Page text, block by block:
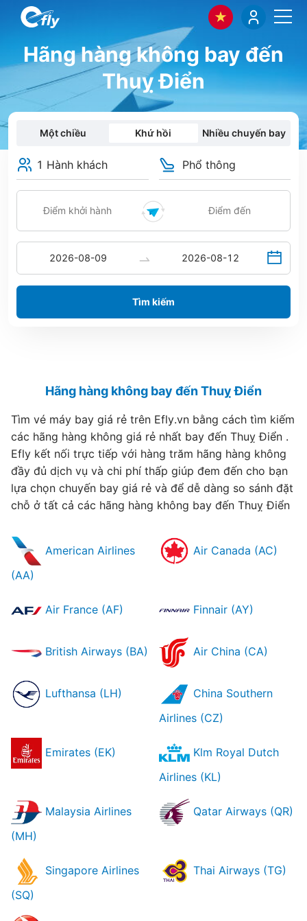
Hãng hàng không bay đến
Thuỵ Điển
Một chiều Khứ hồi Nhiều chuyến bay
1 Hành khách Phổ thông
Tìm kiếm
Hãng hàng không bay đến Thuỵ Điển
Tìm vé máy bay giá rẻ trên Efly.vn bằng cách tìm kiếm
các hãng hàng không giá rẻ nhất bay đến Thuỵ Điển .
Efly kết nối trực tiếp với hàng trăm hãng hàng không
đầy đủ dịch vụ và chi phí thấp giúp đem đến cho bạn
lựa chọn chuyến bay giá rẻ và để dễ dàng so sánh đặt
chỗ ở tất cả các hãng hàng không bay đến Thuỵ Điển
American Airlines
(AA)
Air Canada (AC)
Air France (AF) Finnair (AY)
British Airways (BA) Air China (CA)
Lufthansa (LH)
China Southern
Airlines (CZ)
Emirates (EK)
Klm Royal Dutch
Airlines (KL)
Malaysia Airlines
(MH)
Qatar Airways (QR)
Singapore Airlines
(SQ)
Thai Airways (TG)